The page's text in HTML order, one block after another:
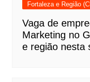
Fortaleza e Região
Vaga de
Marketing no
e região nesta